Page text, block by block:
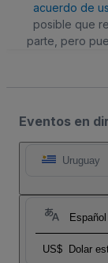
acuerdo de
posible que
parte, pero
Eventos en
Uruguay
US$ Dolar